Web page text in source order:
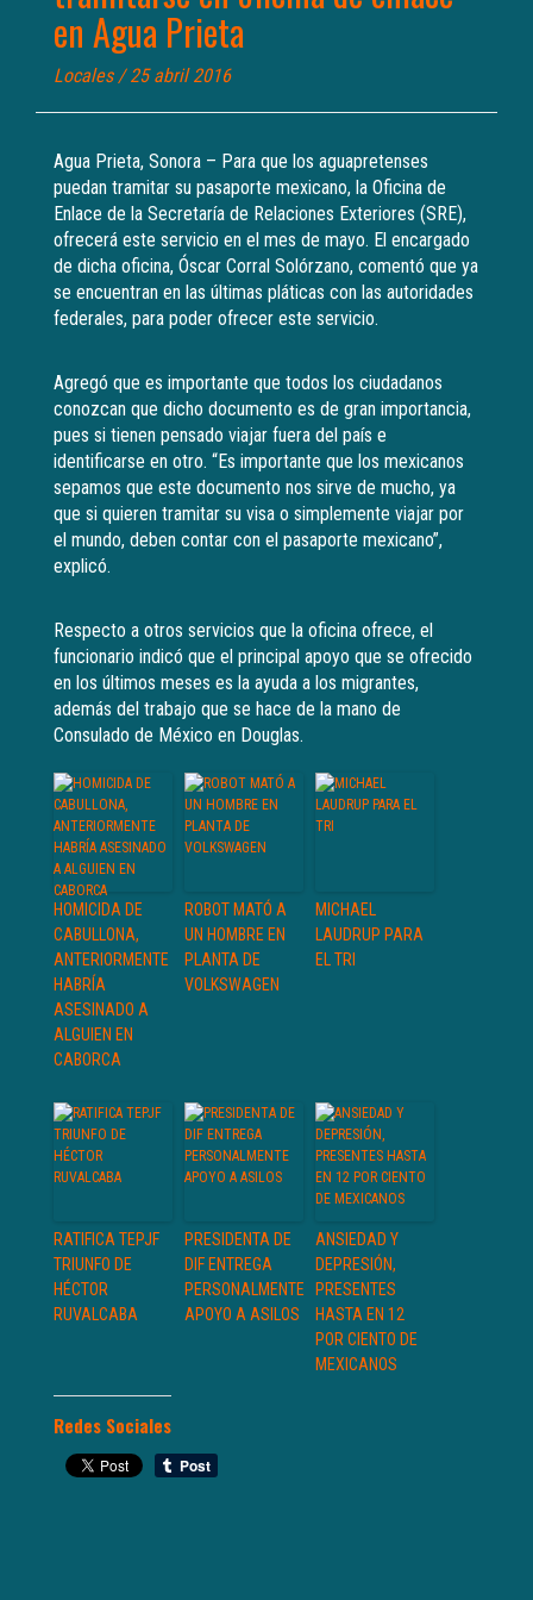
en Agua Prieta
Locales/ 25 abril 2016
Agua Prieta, Sonora – Para que los aguapretenses
puedan tramitar su pasaporte mexicano, la Oficina de
Enlace de la Secretaría de Relaciones Exteriores (SRE),
ofrecerá este servicio en el mes de mayo. El encargado
de dicha oficina, Óscar Corral Solórzano, comentó que ya
se encuentran en las últimas pláticas con las autoridades
federales, para poder ofrecer este servicio.
Agregó que es importante que todos los ciudadanos
conozcan que dicho documento es de gran importancia,
pues si tienen pensado viajar fuera del país e
identificarse en otro. “Es importante que los mexicanos
sepamos que este documento nos sirve de mucho, ya
que si quieren tramitar su visa o simplemente viajar por
el mundo, deben contar con el pasaporte mexicano”,
explicó.
Respecto a otros servicios que la oficina ofrece, el
funcionario indicó que el principal apoyo que se ofrecido
en los últimos meses es la ayuda a los migrantes,
además del trabajo que se hace de la mano de
Consulado de México en Douglas.
HOMICIDA DE
CABULLONA,
ANTERIORMENTE
HABRÍA
ASESINADO A
ALGUIEN EN
CABORCA
ROBOT MATÓ A
UN HOMBRE EN
PLANTA DE
VOLKSWAGEN
MICHAEL
LAUDRUP PARA
EL TRI
RATIFICA TEPJF
TRIUNFO DE
HÉCTOR
RUVALCABA
PRESIDENTA DE
DIF ENTREGA
PERSONALMENTE
APOYO A ASILOS
ANSIEDAD Y
DEPRESIÓN,
PRESENTES
HASTA EN 12
POR CIENTO DE
MEXICANOS
Redes Sociales